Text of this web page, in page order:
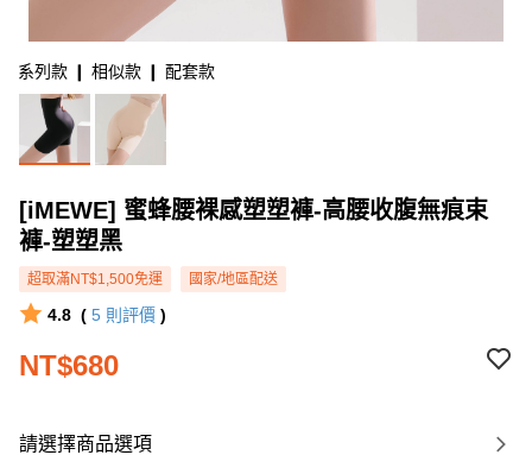
系列款 ❙ 相似款 ❙ 配套款
[iMEWE] 蜜蜂腰裸感塑塑褲-高腰收腹無痕束
褲-塑塑黑
超取滿NT$1,500免運 國家/地區配送
4.8 ( 5 則評價 )
NT$680
請選擇商品選項